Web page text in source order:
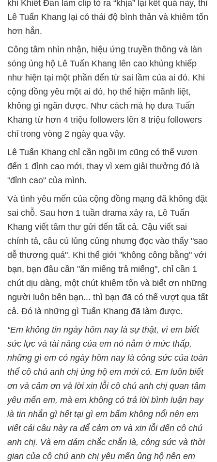
khi Khiết Đan làm clip tỏ ra “khịa” lại kết quả này, thì
Lê Tuấn Khang lại có thái độ bình thản và khiêm tốn
hơn hẳn.
Công tâm nhìn nhận, hiệu ứng truyền thông và làn
sóng ủng hộ Lê Tuấn Khang lên cao khủng khiếp
như hiện tại một phần đến từ sai lầm của ai đó. Khi
cộng đồng yêu một ai đó, họ thể hiện mãnh liệt,
không gì ngăn được. Như cách mà họ đưa Tuấn
Khang từ hơn 4 triệu followers lên 8 triệu followers
chỉ trong vòng 2 ngày qua vậy.
Lê Tuấn Khang chỉ cần ngồi im cũng có thể vươn
đến 1 đỉnh cao mới, thay vì xem giải thưởng đó là
"đỉnh cao" của mình.
Và tình yêu mến của cộng đồng mạng đã không đặt
sai chỗ. Sau hơn 1 tuần drama xảy ra, Lê Tuấn
Khang viết tâm thư gửi đến tất cả. Cậu viết sai
chính tả, câu cú lủng củng nhưng đọc vào thấy "sao
dễ thương quá". Khi thế giới "không công bằng" với
bạn, bạn đâu cần "ăn miếng trả miếng", chỉ cần 1
chút dịu dàng, một chút khiêm tốn và biết ơn những
người luôn bên bạn... thì bạn đã có thể vượt qua tất
cả. Đó là những gì Tuấn Khang đã làm được.
“Em không tin ngày hôm nay là sự thật, vì em biết
sức lực và tài năng của em nó nằm ở mức thấp,
những gì em có ngày hôm nay là công sức của toàn
thể cô chú anh chị ủng hộ em mới có. Em luôn biết
ơn và cảm ơn và lời xin lỗi cô chú anh chị quan tâm
yêu mến em, mà em không có trả lời bình luận hay
là tin nhắn gì hết tại gì em bấm không nổi nên em
viết cái câu này ra để cảm ơn và xin lỗi đến cô chú
anh chị. Và em dám chắc chắn là, công sức và thời
gian của cô chú anh chị yêu mến ủng hộ nên em